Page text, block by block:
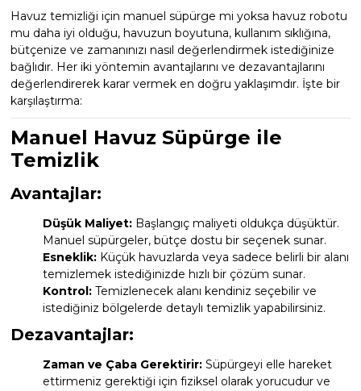
Havuz temizliği için manuel süpürge mi yoksa havuz robotu
mu daha iyi olduğu, havuzun boyutuna, kullanım sıklığına,
bütçenize ve zamanınızı nasıl değerlendirmek istediğinize
bağlıdır. Her iki yöntemin avantajlarını ve dezavantajlarını
değerlendirerek karar vermek en doğru yaklaşımdır. İşte bir
karşılaştırma:
Manuel Havuz Süpürge ile
Temizlik
Avantajlar:
Düşük Maliyet: Başlangıç maliyeti oldukça düşüktür.
Manuel süpürgeler, bütçe dostu bir seçenek sunar.
Esneklik: Küçük havuzlarda veya sadece belirli bir alanı
temizlemek istediğinizde hızlı bir çözüm sunar.
Kontrol: Temizlenecek alanı kendiniz seçebilir ve
istediğiniz bölgelerde detaylı temizlik yapabilirsiniz.
Dezavantajlar:
Zaman ve Çaba Gerektirir: Süpürgeyi elle hareket
ettirmeniz gerektiği için fiziksel olarak yorucudur ve